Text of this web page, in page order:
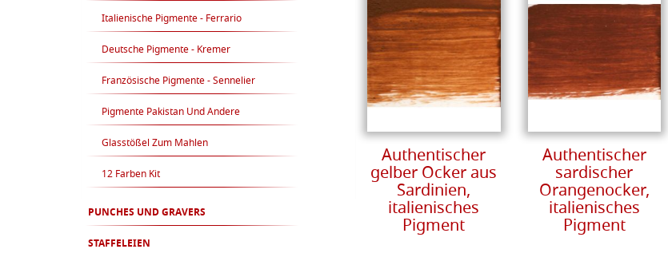
Italienische Pigmente - Ferrario
Deutsche Pigmente - Kremer
Französische Pigmente - Sennelier
Pigmente Pakistan Und Andere
Glasstößel Zum Mahlen
12 Farben Kit
PUNCHES UND GRAVERS
STAFFELEIEN
Authentischer
gelber Ocker aus
Sardinien,
italienisches
Pigment
Authentischer
sardischer
Orangenocker,
italienisches
Pigment